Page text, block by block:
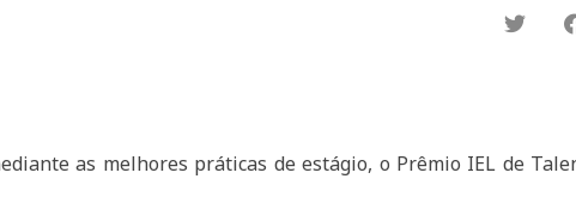
as melhores práticas de estágio, o Prêmio IEL de